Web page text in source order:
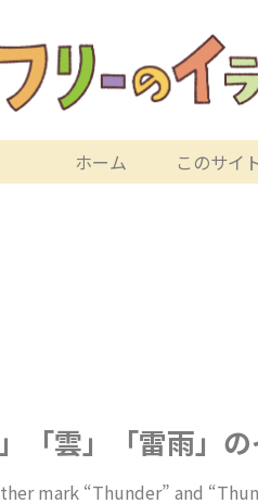
ホーム このサイ
「雲」「雷雨」の
mark “Thunder” and